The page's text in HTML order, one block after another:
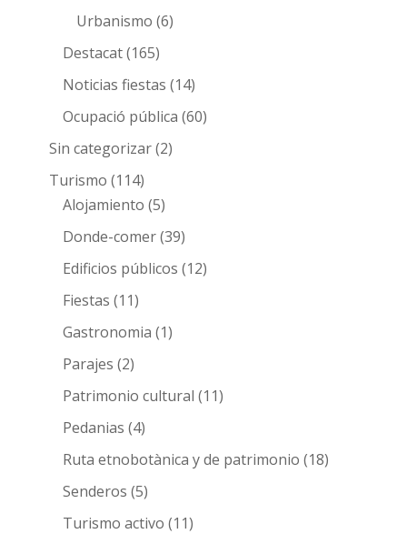
Urbanismo (6)
Destacat(165)
Noticias fiestas (14)
Ocupació pública (60)
Sin categorizar(2)
Turismo (114)
Alojamiento (5)
Donde-comer(39)
Edificios públicos (12)
Fiestas (11)
Gastronomia (1)
Parajes (2)
Patrimonio cultural (11)
Pedanias (4)
Ruta etnobotànica y de patrimonio (18)
Senderos (5)
Turismo activo (11)